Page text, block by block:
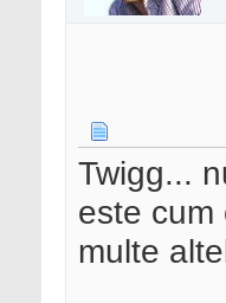
Twigg...
este cum
multe